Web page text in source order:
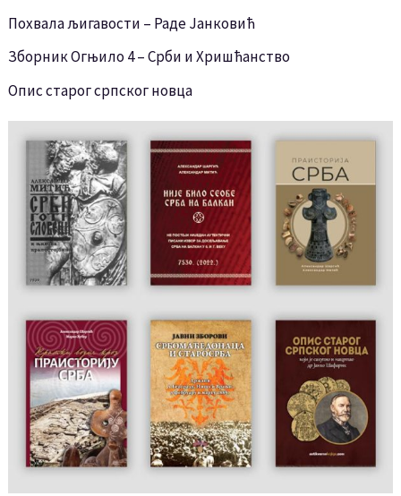
Похвала љигавости – Раде Јанковић
Зборник Огњило 4 – Срби и Хришћанство
Опис старог српског новца